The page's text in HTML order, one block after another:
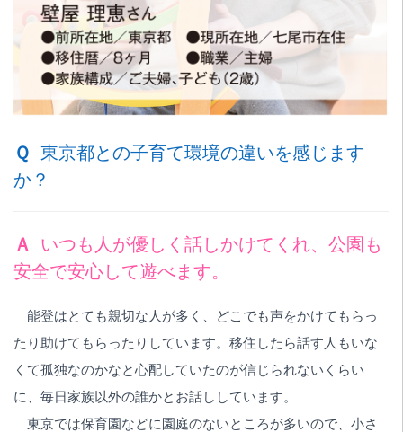
Ｑ 東京都との子育て環境の違いを感じます
か？
Ａ
いつも人が優しく話しかけてくれ、公園も
安全で安心して遊べます。
能登はとても親切な人が多く、どこでも声をかけてもらっ
たり助けてもらったりしています。移住したら話す人もいな
くて孤独なのかなと心配していたのが信じられないくらい
に、毎日家族以外の誰かとお話ししています。
東京では保育園などに園庭のないところが多いので、小さ